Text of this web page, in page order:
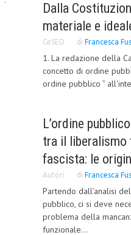
SVILUPPO SOSTENIBILE
PERSONA E CITTÀ
DIRITTO
DIRITTO DEL LAVORO
DIRITTO DEL WEB
DIRITTO DELLE IMPRESE
CRIMINOLOGIA E
SICUREZZA SUL LAVORO
Dalla
materiale e
CeSED di Francesca
1. La redazione della
concetto di ordine
ordine pubblico ”
L’ordine
tra il liberalismo
fascista: le
Autori di Francesca
Partendo dall’analisi
pubblico, ci si deve
problema della
funzionale...